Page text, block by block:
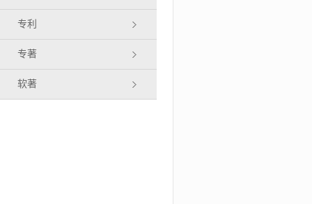
专利
专著
软著